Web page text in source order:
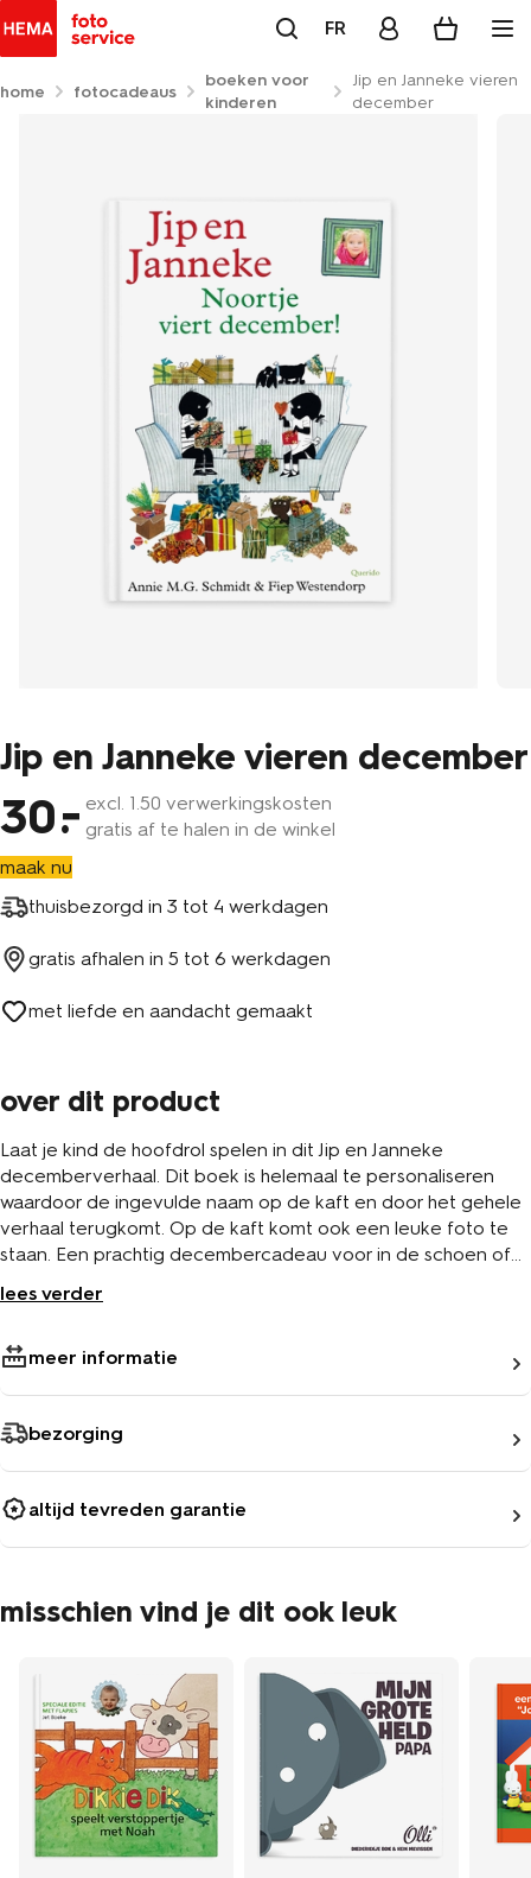
FR
home fotocadeaus
boeken voor
kinderen
Jip en Janneke vieren
december
Jip en Janneke vieren december
30 excl. 1 .50 verwerkingskosten
gratis af te halen in de winkel
maak nu
thuisbezorgd in 3 tot 4 werkdagen
gratis afhalen in 5 tot 6 werkdagen
met liefde en aandacht gemaakt
over dit product
Laat je kind de hoofdrol spelen in dit Jip en Janneke
decemberverhaal. Dit boek is helemaal te personaliseren
waardoor de ingevulde naam op de kaft en door het gehele
verhaal terugkomt. Op de kaft komt ook een leuke foto te
staan. Een prachtig decembercadeau voor in de schoen of
lees verder
meer informatie
bezorging
altijd tevreden garantie
misschien vind je dit ook leuk